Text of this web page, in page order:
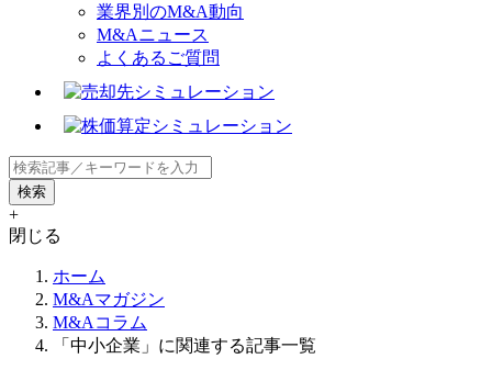
業界別のM&A動向
M&Aニュース
よくあるご質問
+
閉じる
ホーム
M&Aマガジン
M&Aコラム
「中小企業」に関連する記事一覧